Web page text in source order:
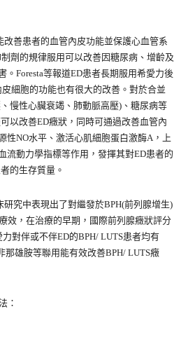
改善患者的血管內皮功能並保護心血管系
劑的規律服用可以改善因糖尿病、增齡及
。Foresta等報道ED患者長期服用希愛力後
細胞的功能也有很大的改善。對於合並
慢性心臟衰竭、肺動脈高壓)、糖尿病等
以改善ED癥狀，同時可通過改善血管內
性NO水平、激活心肌細胞蛋白激酶A，上
流動力學指標等作用，發揮其對ED患者的
的生存質量。
研究中表現出了對繼發於BPH(前列腺增生)
效，在治療的早期，國際前列腺癥狀評分
對伴或不伴ED的BPH/ LUTS患者均有
那雄胺等聯用能有效改善BPH/ LUTS癥
：